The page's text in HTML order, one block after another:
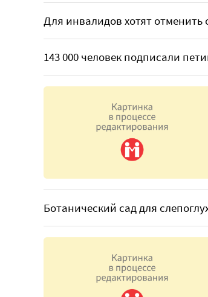
Для инвалидов хотят
143 000 человек подписали
Ботанический сад для